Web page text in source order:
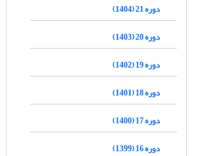
دوره 21 (1404)
دوره 20 (1403)
دوره 19 (1402)
دوره 18 (1401)
دوره 17 (1400)
دوره 16 (1399)